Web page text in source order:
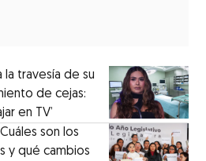
la travesía de su
de cejas:
en TV’
son los
y qué cambios